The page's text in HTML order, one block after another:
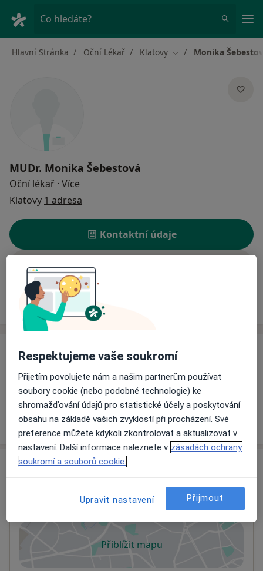
Co hledáte?
Hlavní Stránka Oční Lékař Klatovy Změna města
Monika
MUDr. Monika Šebestová
Oční lékař · Více
Klatovy 1 adresa
Kontaktní údaje
Rezervovat termín
Ceník Adresy
Ceník
Informace o službách a cenách nejsou k dispozici
Tento specialista ještě nepřidával žádné informace o
svých službách.
Adresa
Klatovská nemocnice, a.s.
Plzeňská 569,
Přiblížit mapuse otevře v nové záložce
Respektujeme vaše soukromí
Přijetím povolujete nám a našim partnerům používat
soubory cookie (nebo podobné technologie) ke
shromažďování údajů pro statistické účely a poskytování
obsahu na základě vašich zvyklostí při procházení. Své
preference můžete kdykoli zkontrolovat a aktualizovat v
nastavení. Další informace naleznete v zásadách ochrany
soukromí a souborů cookie.
Upravit nastavení Přijmout